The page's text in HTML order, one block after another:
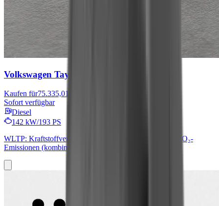
Volkswagen Tayron
Kaufen für75.335,01 €
Sofort verfügbar
Diesel
142 kW/193 PS
WLTP: Kraftstoffverbrauch (kombiniert): 6,8 l/100 km; CO₂-
Emissionen (kombiniert): 180 g/km; CO₂-Klasse: G.